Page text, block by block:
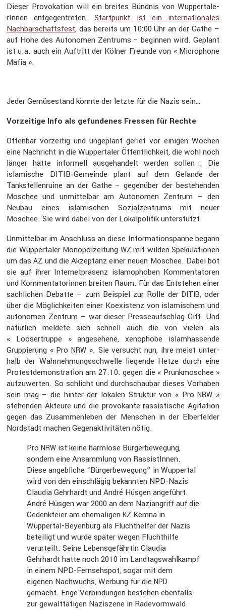
Dieser Provo­ka­tion will ein breites Bündnis von Wupper­ta­le­
rInnen entge­gen­treten.Start­punkt ist ein inter­na­tio­nales
Nachbar­schafts­fest, das bereits um 10:00 Uhr an der Gathe –
auf Höhe des Autonomen Zentrums – beginnen wird. Geplant
ist u.a. auch ein Auftritt der Kölner Freunde von « Micro­phone
Mafia ».
Jeder Gemüse­stand könnte der letzte für die Nazis sein…
Vorzei­tige Info als gefun­denes Fressen für Rechte
Offenbar vorzeitig und ungeplant geriet vor einigen Wochen
eine Nachricht in die Wupper­taler Öffent­lich­keit, die wohl noch
länger hätte infor­mell ausge­han­delt werden sollen : Die
islami­sche DITIB-Gemeinde plant auf dem Gelande der
Tankstel­len­ruine an der Gathe – gegen­über der bestehenden
Moschee und unmit­telbar am Autonomen Zentrum – den
Neubau eines islami­schen Sozial­zen­trums mit neuer
Moschee. Sie wird dabei von der Lokal­po­litik unter­stützt.
Unmit­telbar im Anschluss an diese Infor­ma­ti­ons­panne begann
die Wupper­taler Monopol­zei­tung WZ mit wilden Speku­la­tionen
um dasAZ und die Akzep­tanz einer neuen Moschee. Dabei bot
sie auf ihrer Inter­net­prä­senz islamo­phoben Kommen­ta­toren
und Kommen­ta­to­rinnen breiten Raum. Für das Entstehen einer
sachli­chen Debatte – zum Beispiel zur Rolle der DITIB, oder
über die Möglich­keiten einer Koexis­tenz von islami­schem und
autonomen Zentrum – war dieser Presse­auf­schlag Gift. Und
natür­lich meldete sich schnell auch die von vielen als
« Looser­truppe » angese­hene, xenophobe islam­has­sende
Gruppie­rung « ProNRW ». Sie versucht nun, ihre meist unter­
halb der Wahrneh­mungs­schwelle liegende Hetze durch eine
Protest­de­mons­tra­tion am 27.10. gegen die « Prunk­mo­schee »
aufzu­werten. So schlicht und durch­schaubar dieses Vorhaben
sein mag – die hinter der lokalen Struktur von « ProNRW »
stehenden Akteure und die provo­kante rassis­ti­sche Agita­tion
gegen das Zusam­men­leben der Menschen in der Elber­felder
Nordstadt machen Gegen­ak­ti­vi­täten nötig.
Pro NRW ist keine harmlose Bürger­be­we­gung,
sondern eine Ansamm­lung von Rassis­tInnen.
Diese angeb­liche “Bürger­be­we­gung” in Wuppertal
wird von den einschlägig bekannten NPD-Nazis
Claudia Gehrhardt und André Hüsgen angeführt.
André Hüsgen war 2000 an dem Nazian­griff auf die
Gedenk­feier am ehema­ligen KZ Kemna in
Wuppertal-Beyen­burg als Flucht­helfer der Nazis
betei­ligt und wurde später wegen Flucht­hilfe
verur­teilt. Seine Lebens­ge­fährtin Claudia
Gehrhardt hatte noch 2010 im Landtags­wahl­kampf
in einem NPD-Fernseh­spot, sogar mit dem
eigenen Nachwuchs, Werbung für die NPD
gemacht. Enge Verbin­dungen bestehen ebenfalls
zur gewalt­tä­tigen Naziszene in Radevormwald.